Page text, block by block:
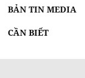
BẢN TIN MEDIA
CẦN BIẾT